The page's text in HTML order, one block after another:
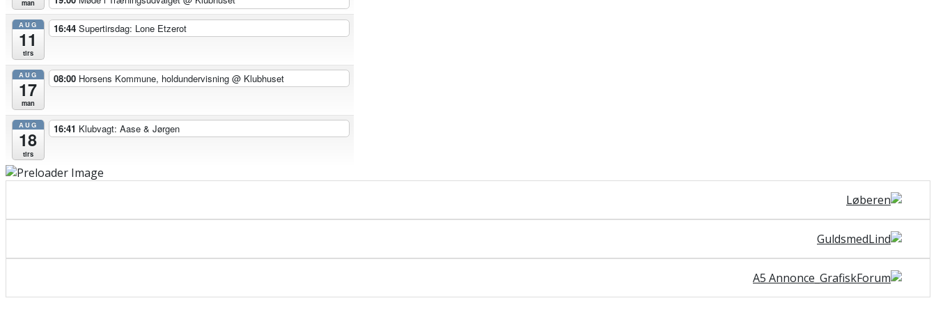
man
AUG
11
tirs
16:44 Supertirsdag: Lone Etzerot
AUG
17
man
08:00 Horsens Kommune, holdundervisning @ Klubhuset
AUG
18
tirs
16:41 Klubvagt: Aase & Jørgen